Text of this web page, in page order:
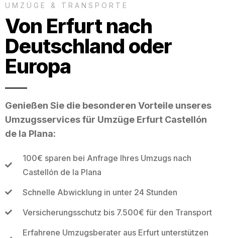
UMZÜGE & TRANSPORTE
Von Erfurt nach
Deutschland oder
Europa
Genießen Sie die besonderen Vorteile unseres
Umzugsservices für Umzüge Erfurt Castellón
de la Plana:
100€ sparen bei Anfrage Ihres Umzugs nach
Castellón de la Plana
Schnelle Abwicklung in unter 24 Stunden
Versicherungsschutz bis 7.500€ für den Transport
Erfahrene Umzugsberater aus Erfurt unterstützen